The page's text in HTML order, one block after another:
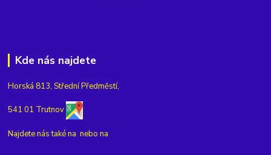
Kde nás najdete
Horská 813, Střední Předměstí,
541 01 Trutnov
Najdete nás také na nebo na